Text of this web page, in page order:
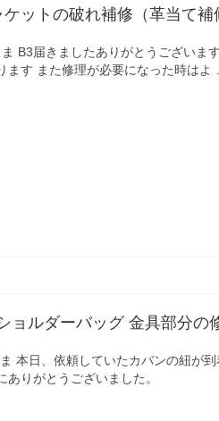
ットの破れ補修（革当て補
B3届きましたありがとうございます
ます また修理が必要になった時はよ
ョルダーバッグ 金具部分の
本日、依頼していたカバンの紐が到
りがとうございました。